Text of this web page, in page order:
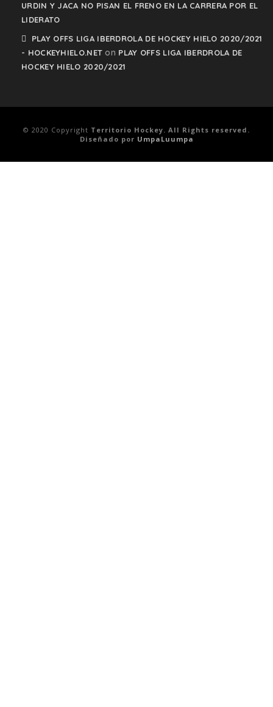
URDIN Y JACA NO PISAN EL FRENO EN LA CARRERA POR EL
LIDERATO
PLAY OFFS LIGA IBERDROLA DE HOCKEY HIELO 2020/2021
- HOCKEYHIELO.NET on PLAY OFFS LIGA IBERDROLA DE
HOCKEY HIELO 2020/2021
© 2020 Copyright Territorio Hockey. All Rights reserved.
Diseñado por UmpaLuumpa